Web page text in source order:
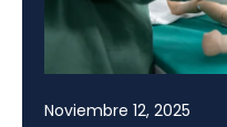
Noviembre 12, 2025